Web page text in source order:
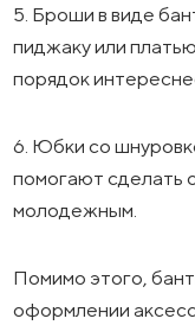
5. Броши в виде
пиджаку или
порядок
6. Юбки со
помогают сделать
молодежным.
Помимо этого,
оформлении